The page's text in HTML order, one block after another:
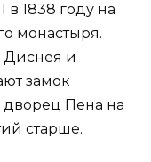
1838 году на
монастыря.
Диснея и
замок
Пена на
старше.